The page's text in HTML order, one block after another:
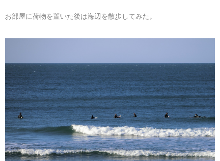
お部屋に荷物を置いた後は海辺を散歩してみた。